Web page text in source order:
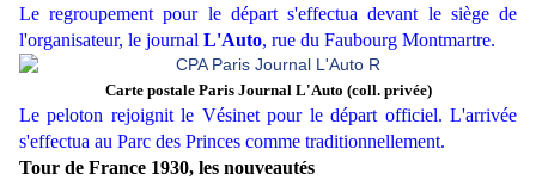
Le regroupement pour le départ s'effectua devant le siège de
l'organisateur, le journal L'Auto, rue du Faubourg Montmartre.
Carte postale Paris Journal L'Auto (coll. privée)
Le peloton rejoignit le Vésinet pour le départ officiel. L'arrivée
s'effectua au Parc des Princes comme traditionnellement.
Tour de France 1930, les nouveautés